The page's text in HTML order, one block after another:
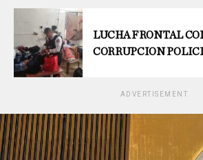
LUCHA FRONTAL
CORRUPCION
ADVERTISEMENT